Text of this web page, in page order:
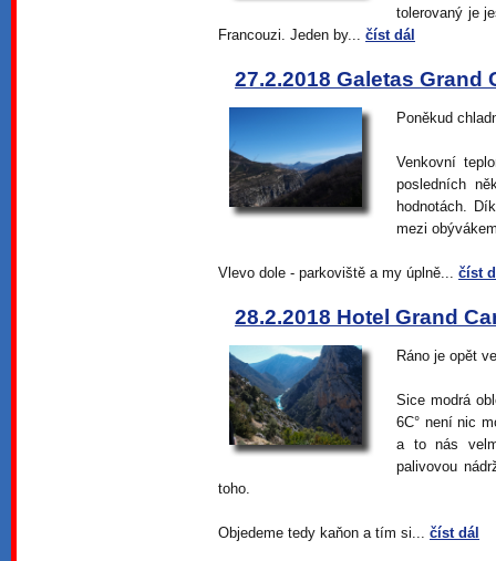
tolerovaný je
Francouzi. Jeden by... číst dál
27.2.2018 Galetas Grand
Poněkud
Venkovní
posledních
hodnotách.
mezi
Vlevo dole - parkoviště a my úplně... číst
28.2.2018 Hotel Grand
Ráno je opět
Sice modrá
6C° není nic
a to nás
palivovou
toho.
Objedeme tedy kaňon a tím si... číst dál